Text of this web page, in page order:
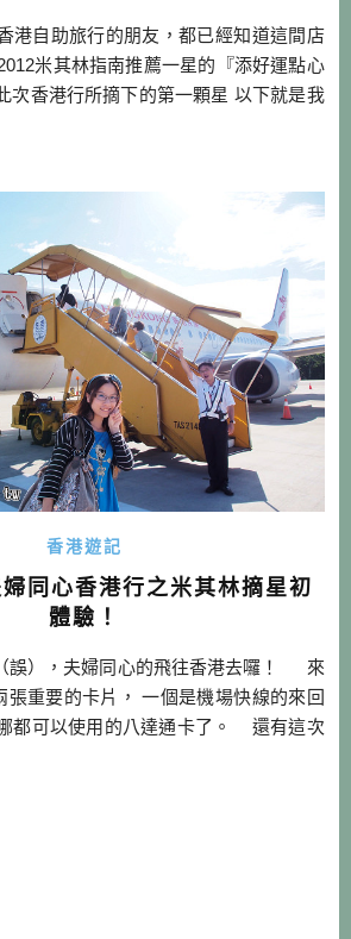
港自助旅行的朋友，都已經知道這間店
米其林指南推薦一星的『添好運點心
次香港行所摘下的第一顆星 以下就是我
外觀就像是一個危樓的本店，非常寫
香港遊記
同心香港行之米其林摘星初
體驗！
誤），夫婦同心的飛往香港去囉！ 來
張重要的卡片， 一個是機場快線的來回
都可以使用的八達通卡了。 還有這次
的WIHO 有關WIHO介紹也可以看這